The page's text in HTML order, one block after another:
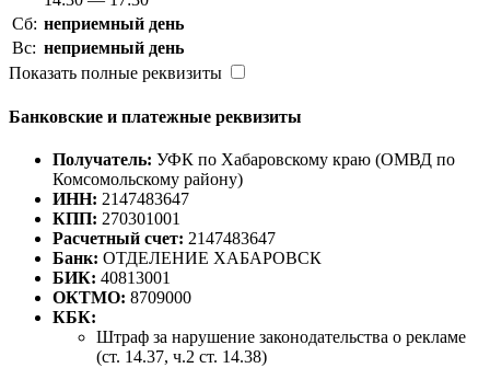
Сб: неприемный день
Вс: неприемный день
Показать полные реквизиты
Банковские и платежные реквизиты
Получатель: УФК по Хабаровскому краю (ОМВД по
Комсомольскому району)
ИНН: 2147483647
КПП: 270301001
Расчетный счет: 2147483647
Банк: ОТДЕЛЕНИЕ ХАБАРОВСК
БИК: 40813001
ОКТМО: 8709000
КБК:
Штраф за нарушение законодательства о рекламе
(ст. 14.37, ч.2 ст. 14.38)